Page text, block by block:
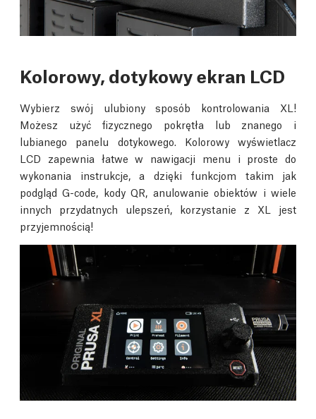
Kolorowy, dotykowy ekran LCD
Wybierz swój ulubiony sposób kontrolowania XL!
Możesz użyć fizycznego pokrętła lub znanego i
lubianego panelu dotykowego. Kolorowy wyświetlacz
LCD zapewnia łatwe w nawigacji menu i proste do
wykonania instrukcje, a dzięki funkcjom takim jak
podgląd G-code, kody QR, anulowanie obiektów i wiele
innych przydatnych ulepszeń, korzystanie z XL jest
przyjemnością!